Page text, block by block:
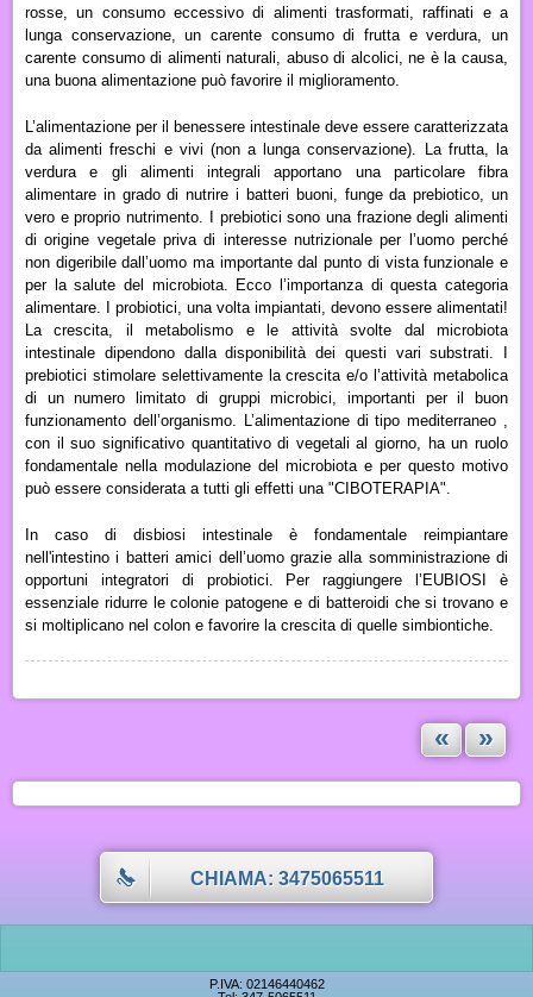
rosse,un consumo eccessivo di alimenti trasformati, raffinati e a
lunga conservazione,uncarente consumo di frutta e verdura,un
carente consumo di alimenti naturali, abuso di alcolici, ne è la causa,
una buona alimentazione può favorire il miglioramento.
L’alimentazione per il benessere intestinale deve essere caratterizzata
da alimenti freschi e vivi (non a lunga conservazione). La frutta, la
verdura e gli alimenti integrali apportano una particolare fibra
alimentare in grado di nutrire i batteri buoni, funge da prebiotico, un
vero e proprio nutrimento. I prebiotici sono una frazione degli alimenti
di origine vegetale priva di interesse nutrizionale per l’uomo perché
non digeribile dall’uomo ma importante dal punto di vista funzionale e
per la salute del microbiota. Ecco l’importanza di questa categoria
alimentare.
I probiotici, una volta impiantati, devono essere alimentati!
La crescita, il metabolismo e le attività svolte dal microbiota
intestinale dipendono dalla disponibilità dei questi vari substrati. I
prebiotici stimolare selettivamente la crescita e/o l’attività metabolica
di un numero limitato di gruppi microbici, importanti per il buon
funzionamento dell’organismo. L’alimentazione di tipo mediterraneo ,
con il suo significativo quantitativo di vegetali al giorno, ha un ruolo
fondamentale nella modulazione del microbiota e per questo motivo
può essere considerata a tutti gli effetti una "CIBOTERAPIA".
In caso di disbiosi intestinale è fondamentale reimpiantare
nell'intestino i batteri amici dell’uomo grazie alla somministrazione di
opportuni integratori di probiotici. Per raggiungere l’ EUBIOSI
è
essenziale ridurre le colonie patogene e di batteroidi che si trovano e
si moltiplicano nel colon e favorire la crescita di quelle simbiontiche.
« »
CHIAMA: 3475065511
P.IVA: 02146440462